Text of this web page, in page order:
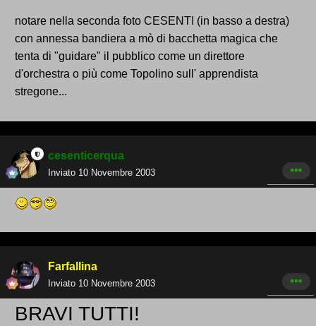
notare nella seconda foto CESENTI (in basso a destra)
con annessa bandiera a mò di bacchetta magica che
tenta di "guidare" il pubblico come un direttore
d'orchestra o più come Topolino sull' apprendista
stregone...
cesenticerqua
Inviato 10 Novembre 2003
Farfallina
Inviato 10 Novembre 2003
BRAVI TUTTI!